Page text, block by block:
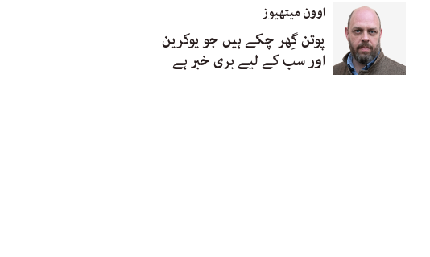
اوون میتھیوز
پوتن گِھر چکے ہیں جو یوکرین
اور سب کے لیے بری خبر ہے